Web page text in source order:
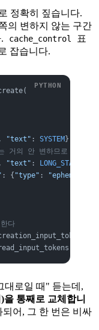
정확히 짚습니다.
의 변하지 않는 구간
cache_control
표
잡습니다.
, "text" : SYSTEM},
거의 안 변하므로 캐시하
, "text" :
: { "type" : "ephemeral"
다
대로일 때" 듣는데,
통째로 교체합니
어, 그 한 번은 비싸